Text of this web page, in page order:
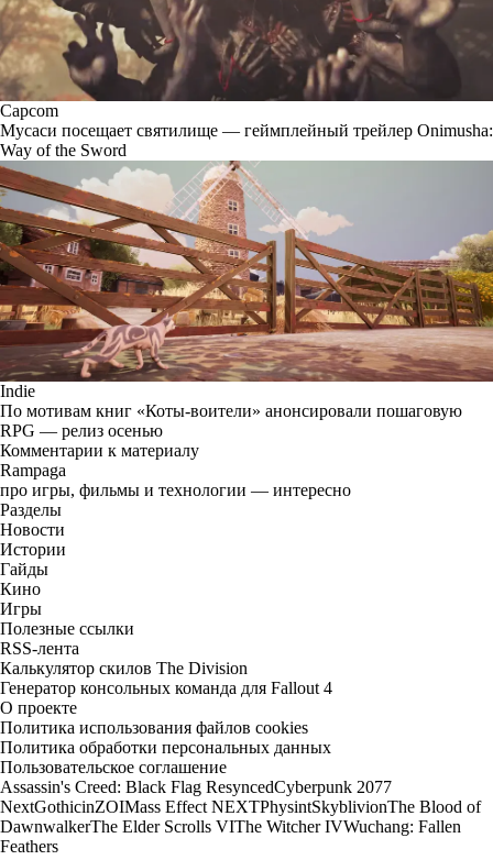
Capcom
Мусаси посещает святилище — геймплейный трейлер Onimusha:
Way of the Sword
Indie
По мотивам книг «Коты-воители» анонсировали пошаговую
RPG — релиз осенью
Комментарии к материалу
Rampaga
про игры, фильмы и технологии — интересно
Разделы
Новости
Истории
Гайды
Кино
Игры
Полезные ссылки
RSS-лента
Калькулятор скилов The Division
Генератор консольных команда для Fallout 4
О проекте
Политика использования файлов cookies
Политика обработки персональных данных
Пользовательское соглашение
Assassin's Creed: Black Flag ResyncedCyberpunk 2077
NextGothicinZOIMass Effect NEXTPhysintSkyblivionThe Blood of
DawnwalkerThe Elder Scrolls VIThe Witcher IVWuchang: Fallen
Feathers